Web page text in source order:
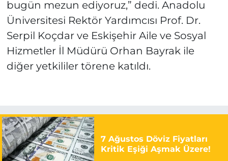
bugün mezun ediyoruz,” dedi. Anadolu
Üniversitesi Rektör Yardımcısı Prof. Dr.
Serpil Koçdar ve Eskişehir Aile ve Sosyal
Hizmetler İl Müdürü Orhan Bayrak ile
diğer yetkililer törene katıldı.
7 Ağustos Döviz Fiyatları
Kritik Eşiği Aşmak Üzere!